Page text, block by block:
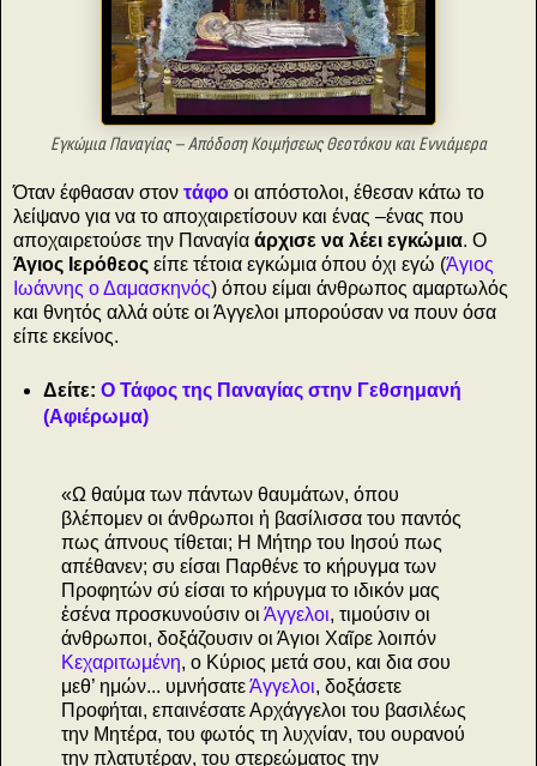
Εγκώμια Παναγίας – Απόδοση Κοιμήσεως Θεοτόκου και Εννιάμερα
Όταν έφθασαν στον τάφο οι απόστολοι, έθεσαν κάτω το
λείψανο για να το αποχαιρετίσουν και ένας –ένας που
αποχαιρετούσε την Παναγία άρχισε να λέει εγκώμια. Ο
Άγιος Ιερόθεος είπε τέτοια εγκώμια όπου όχι εγώ (Άγιος
Ιωάννης ο Δαμασκηνός) όπου είμαι άνθρωπος αμαρτωλός
και θνητός αλλά ούτε οι Άγγελοι μπορούσαν να πουν όσα
είπε εκείνος.
Δείτε: Ο Τάφος της Παναγίας στην Γεθσημανή
(Αφιέρωμα)
«Ω θαύμα των πάντων θαυμάτων, όπου
βλέπομεν οι άνθρωποι ἡ βασίλισσα του παντός
πως άπνους τίθεται; Η Μήτηρ του Ιησού πως
απέθανεν; συ είσαι Παρθένε το κήρυγμα των
Προφητών σύ είσαι το κήρυγμα το ιδικόν μας
ἐσένα προσκυνούσιν οι Άγγελοι, τιμούσιν οι
άνθρωποι, δοξάζουσιν οι Άγιοι Χαῖρε λοιπόν
Κεχαριτωμένη, ο Κύριος μετά σου, και δια σου
μεθ’ ημών... υμνήσατεΆγγελοι, δοξάσετε
Προφήται, επαινέσατε Αρχάγγελοι του βασιλέως
την Μητέρα, του φωτός τη λυχνίαν, του ουρανού
την πλατυτέραν, του στερεώματος την